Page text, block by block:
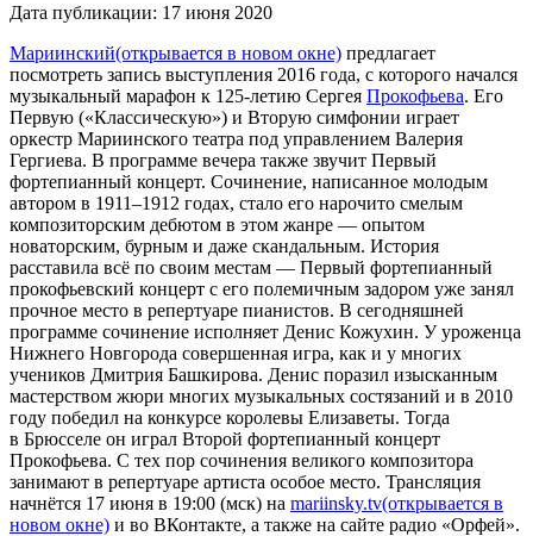
Дата публикации: 17 июня 2020
Мариинский(открывается в новом окне) предлагает
посмотреть запись выступления 2016 года, с которого начался
музыкальный марафон к 125-летию Сергея Прокофьева. Его
Первую («Классическую») и Вторую симфонии играет
оркестр Мариинского театра под управлением Валерия
Гергиева. В программе вечера также звучит Первый
фортепианный концерт. Сочинение, написанное молодым
автором в 1911–1912 годах, стало его нарочито смелым
композиторским дебютом в этом жанре — опытом
новаторским, бурным и даже скандальным. История
расставила всё по своим местам — Первый фортепианный
прокофьевский концерт с его полемичным задором уже занял
прочное место в репертуаре пианистов. В сегодняшней
программе сочинение исполняет Денис Кожухин. У уроженца
Нижнего Новгорода совершенная игра, как и у многих
учеников Дмитрия Башкирова. Денис поразил изысканным
мастерством жюри многих музыкальных состязаний и в 2010
году победил на конкурсе королевы Елизаветы. Тогда
в Брюсселе он играл Второй фортепианный концерт
Прокофьева. С тех пор сочинения великого композитора
занимают в репертуаре артиста особое место. Трансляция
начнётся 17 июня в 19:00 (мск) на mariinsky.tv(открывается в
новом окне) и во ВКонтакте, а также на сайте радио «Орфей».